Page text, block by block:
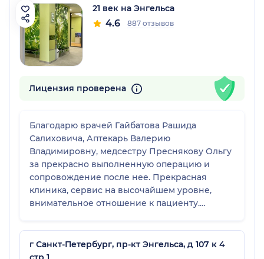
21 век на Энгельса
4.6 887 отзывов
Лицензия проверена
Благодарю врачей Гайбатова Рашида
Салиховича, Аптекарь Валерию
Владимировну, медсестру Преснякову Ольгу
за прекрасно выполненную операцию и
сопровождение после нее. Прекрасная
клиника, сервис на высочайшем уровне,
внимательное отношение к пациенту.
г Санкт-Петербург, пр-кт Энгельса, д 107 к 4